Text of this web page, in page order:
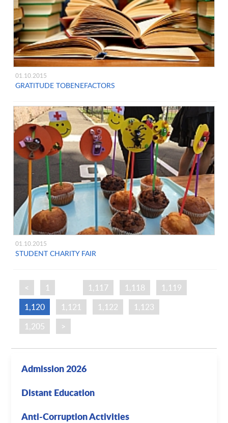
01.10.2015
GRATITUDE TOBENEFACTORS
01.10.2015
STUDENT CHARITY FAIR
< 1 1,117 1,118
1,119
1,120
1,121 1,122 1,123
1,205
>
Admission 2026
Distant Education
Anti-Corruption Activities